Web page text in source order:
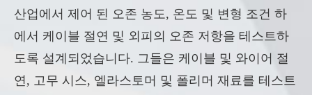
산업에서 제어 된 오존 농도, 온도 및 변형 조건 하
에서 케이블 절연 및 외피의 오존 저항을 테스트하
도록 설계되었습니다. 그들은 케이블 및 와이어 절
연, 고무 시스, 엘라스토머 및 폴리머 재료를 테스트